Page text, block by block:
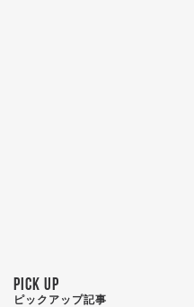
PICK UP
ピックアップ記事